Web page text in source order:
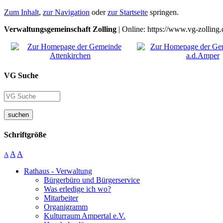
Zum Inhalt, zur Navigation oderzur Startseite springen.
Verwaltungsgemeinschaft Zolling | Online: https://www.vg-
VG Suche
suchen
Schriftgröße
A A A
Rathaus - Verwaltung
Bürgerbüro und Bürgerservice
Was erledige ich wo?
Mitarbeiter
Organigramm
Kulturraum Ampertal e.V.